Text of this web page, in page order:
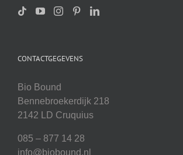
CONTACTGEGEVENS
Bio Bound
Bennebroekerdijk 218
2142 LD Cruquius
085 – 877 14 28
info@biobound.nl